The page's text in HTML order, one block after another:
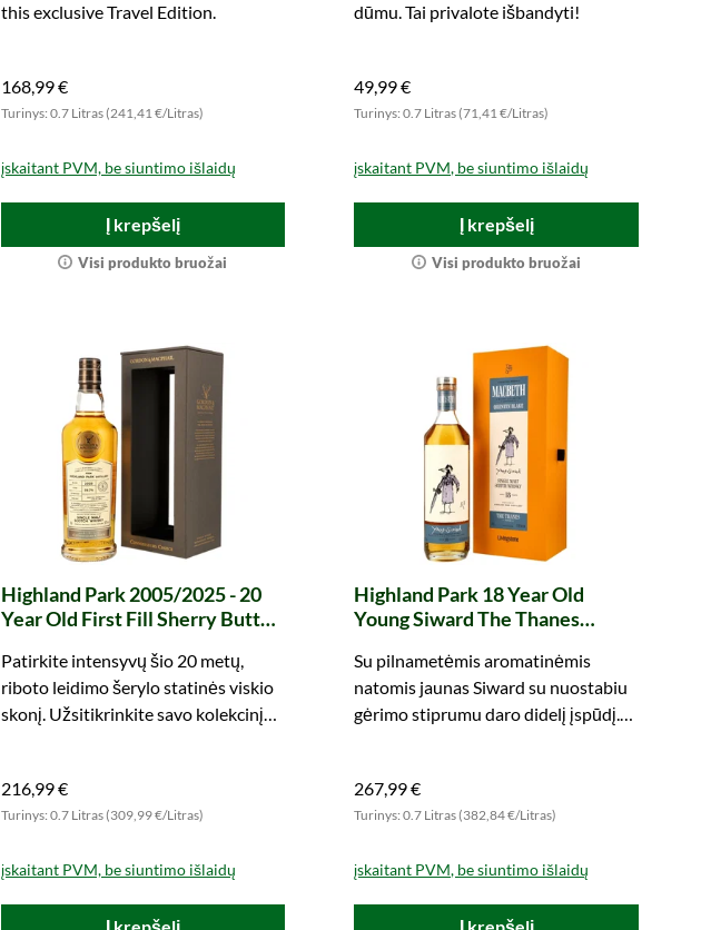
this exclusive Travel Edition.
168,99 €
Turinys: 0.7 Litras (241,41 €/Litras)
įskaitant PVM, be siuntimo išlaidų
Į krepšelį
Visi produkto bruožai
dūmu. Tai privalote išbandyti!
49,99 €
Turinys: 0.7 Litras (71,41 €/Litras)
įskaitant PVM, be siuntimo išlaidų
Į krepšelį
Visi produkto bruožai
Highland Park 2005/2025 - 20
Year Old First Fill Sherry Butt
(Gordon & MacPhail)
Patirkite intensyvų šio 20 metų,
riboto leidimo šerylo statinės viskio
skonį. Užsitikrinkite savo kolekcinį
216,99 €
Turinys: 0.7 Litras (309,99 €/Litras)
įskaitant PVM, be siuntimo išlaidų
Highland Park 18 Year Old
Young Siward The Thanes
(Livingstone)
Su pilnametėmis aromatinėmis
natomis jaunas Siward su nuostabiu
gėrimo stiprumu daro didelį įspūdį.
267,99 €
Turinys: 0.7 Litras (382,84 €/Litras)
įskaitant PVM, be siuntimo išlaidų